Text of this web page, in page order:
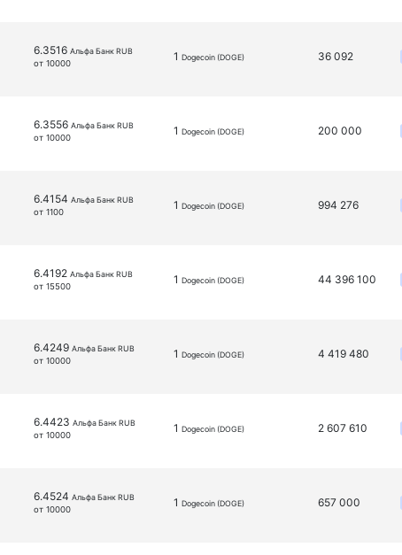
6.3516 Альфа Банк RUB
от 10000
1 Dogecoin (DOGE) 36 092
6.3556 Альфа Банк RUB
от 10000
1 Dogecoin (DOGE) 200 000
6.4154 Альфа Банк RUB
от 1100
1 Dogecoin (DOGE) 994 276
6.4192 Альфа Банк RUB
от 15500
1 Dogecoin (DOGE) 44 396 100
6.4249 Альфа Банк RUB
от 10000
1 Dogecoin (DOGE) 4 419 480
6.4423 Альфа Банк RUB
от 10000
1 Dogecoin (DOGE) 2 607 610
6.4524 Альфа Банк RUB
от 10000
1 Dogecoin (DOGE) 657 000